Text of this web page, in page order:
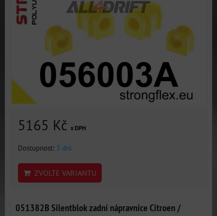
5165 Kč s DPH
Dostupnost: 3 dni
ZVOLTE VARIANTU
051382B Silentblok zadní nápravnice Citroen /